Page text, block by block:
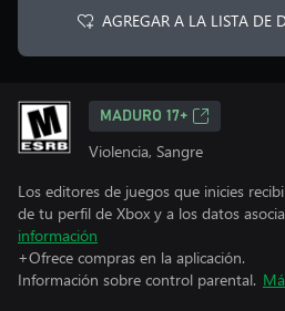
AGREGAR A LA LISTA DE
MADURO 17+
Violencia, Sangre
Los editores de juegos que inicies
de tu perfil de Xbox y a los datos
información
+Ofrece compras en la aplicación.
Información sobre control parental.